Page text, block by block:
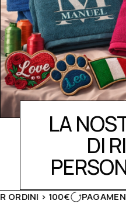
LA
DI
PAGAMENTI SICURI